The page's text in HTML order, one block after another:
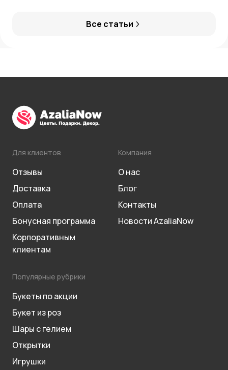
Все статьи
Для клиентов
Отзывы
Доставка
Оплата
Бонусная программа
Корпоративным
клиентам
Компания
О нас
Блог
Контакты
Новости AzaliaNow
Популярные рубрики
Букеты по акции
Букет из роз
Шары с гелием
Открытки
Игрушки